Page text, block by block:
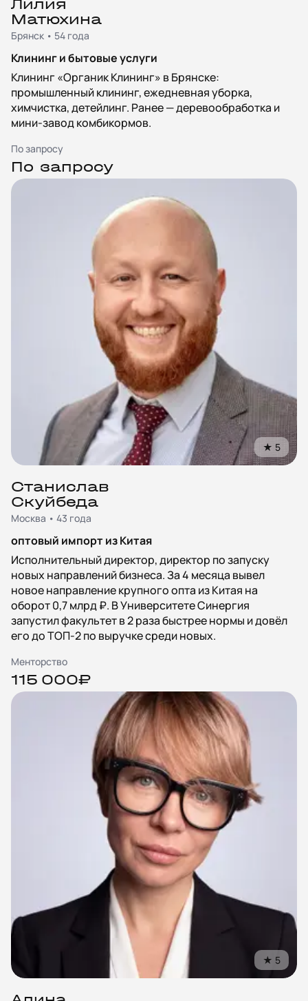
Лилия
Матюхина
Брянск • 54 года
Клининг и бытовые услуги
Клининг «Органик Клининг» в Брянске:
промышленный клининг, ежедневная уборка,
химчистка, детейлинг. Ранее — деревообработка и
мини-завод комбикормов.
По запросу
По запросу
★ 5
Станислав
Скуйбеда
Москва • 43 года
оптовый импорт из Китая
Исполнительный директор, директор по запуску
новых направлений бизнеса. За 4 месяца вывел
новое направление крупного опта из Китая на
оборот 0,7 млрд ₽. В Университете Синергия
запустил факультет в 2 раза быстрее нормы и довёл
его до ТОП‑2 по выручке среди новых.
Менторство
115 000₽
★ 5
©
United Mentors
Санкт-Петербург, Лиговский пр-т, 87, офис 23
hello@unimentors.ru